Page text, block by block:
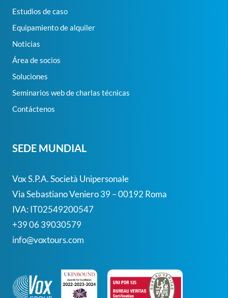
Estudios de caso
Equipamiento de alquiler
Noticias
Área de socios
Soluciones
Seminarios web de charlas técnicas
Contáctenos
SEDE MUNDIAL
Vox S.p.A. Società Unipersonale
Via Sebastiano Veniero 39 – 00192 Roma
IVA: IT02549200547
+39 06 39030579
info@voxtours.com